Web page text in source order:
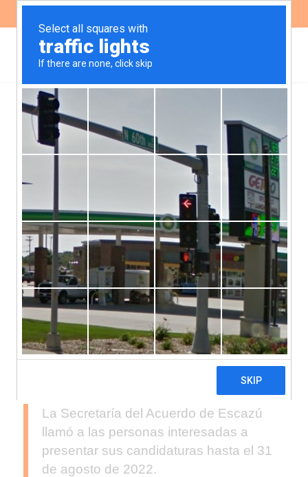
Se elegirán
representantes del
público en el marco del
Acuerdo de Escazú
La Secretaría del Acuerdo de Escazú
llamó a las personas interesadas a
presentar sus candidaturas hasta el 31
de agosto de 2022.